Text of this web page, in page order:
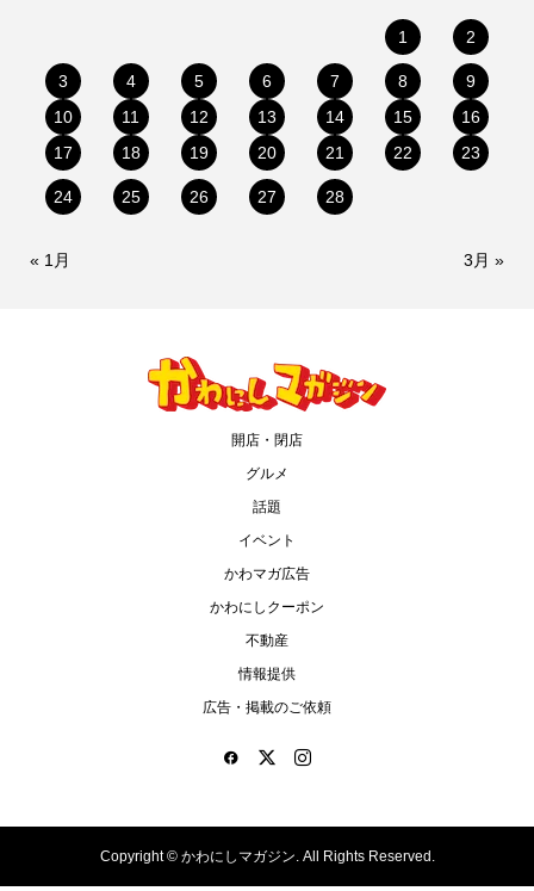
1 2
3 4 5 6 7 8
9
10
11 12 13 14 15
16
17
18 19 20 21 22 23
24 25 26 27 28
« 1月 3月 »
開店・閉店
グルメ
話題
イベント
かわマガ広告
かわにしクーポン
不動産
情報提供
広告・掲載のご依頼
Copyright ©かわにしマガジン. All Rights Reserved.